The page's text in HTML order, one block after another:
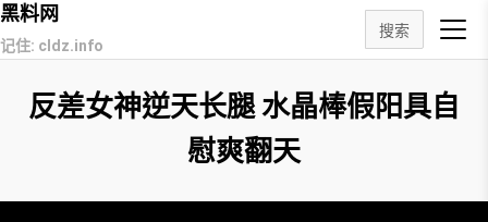
黑料网
记住: cldz.info
搜索
反差女神逆天长腿 水晶棒假阳具自
慰爽翻天